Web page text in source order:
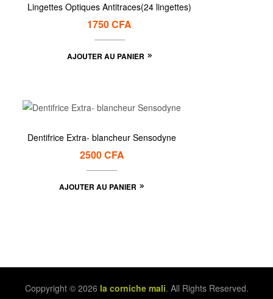
Lingettes Optiques Antitraces(24 lingettes)
1750CFA
AJOUTER AU PANIER
Dentifrice Extra- blancheur Sensodyne
2500CFA
AJOUTER AU PANIER
Coppyright © 2026 la corniche mali. All Rights Reserved.